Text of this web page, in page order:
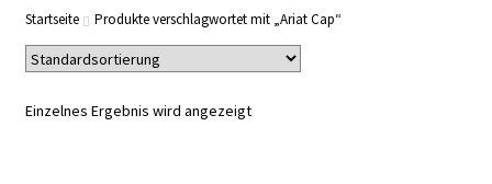
KINDER
ACCESSOIRES
Startseite Produkte verschlagwortet mit „Ariat Cap“
Einzelnes Ergebnis wird angezeigt